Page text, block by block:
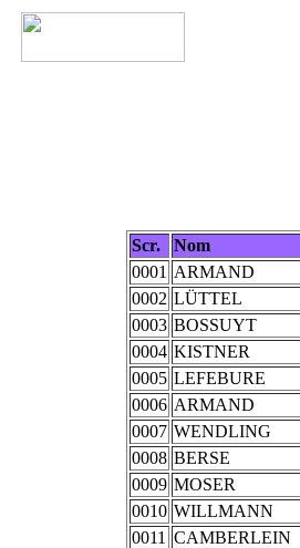
Scr. Nom
0001 ARMAND
0002 LÜTTEL
0003 BOSSUYT
0004 KISTNER
0005 LEFEBURE
0006 ARMAND
0007 WENDLING
0008 BERSE
0009 MOSER
0010 WILLMANN
0011 CAMBERLEIN